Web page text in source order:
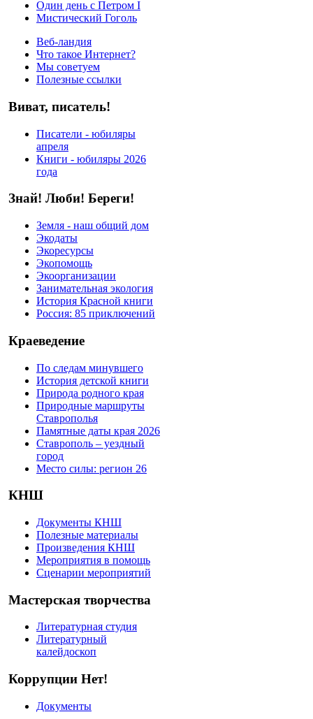
Один день с Петром I
Мистический Гоголь
Веб-ландия
Что такое Интернет?
Мы советуем
Полезные ссылки
Виват, писатель!
Писатели - юбиляры
апреля
Книги - юбиляры 2026
года
Знай! Люби! Береги!
Земля - наш общий дом
Экодаты
Экоресурсы
Экопомощь
Экоорганизации
Занимательная экология
История Красной книги
Россия: 85 приключений
Краеведение
По следам минувшего
История детской книги
Природа родного края
Природные маршруты
Ставрополья
Памятные даты края 2026
Ставрополь – уездный
город
Место силы: регион 26
КНШ
Документы КНШ
Полезные материалы
Произведения КНШ
Мероприятия в помощь
Сценарии мероприятий
Мастерская творчества
Литературная студия
Литературный
калейдоскоп
Коррупции Нет!
Документы